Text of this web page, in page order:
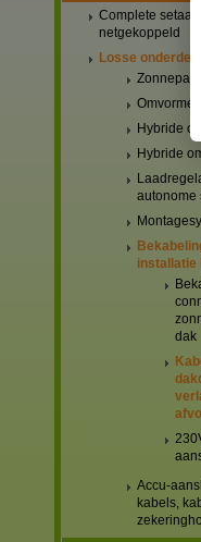
Complete
netgekoppeld
Losse onderdelen
Hybride
Hybride
autonome
installatie
dak
Accu-
kabels,